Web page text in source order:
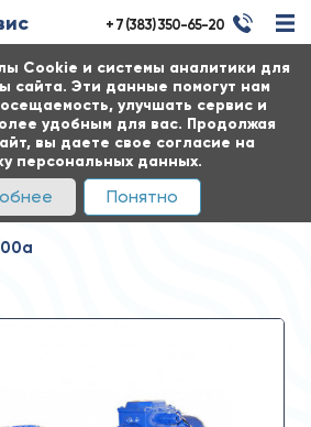
Cookie и системы аналитики для
сайта. Эти данные помогут нам
улучшать сервис и
удобным для вас. Продолжая
вы даете свое согласие на
персональных данных.
Понятно
+ 7 (383) 350-65-20